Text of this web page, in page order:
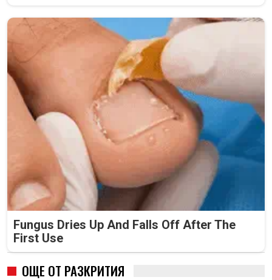
Fungus Dries Up And Falls Off After The
First Use
ОЩЕ ОТ РАЗКРИТИЯ